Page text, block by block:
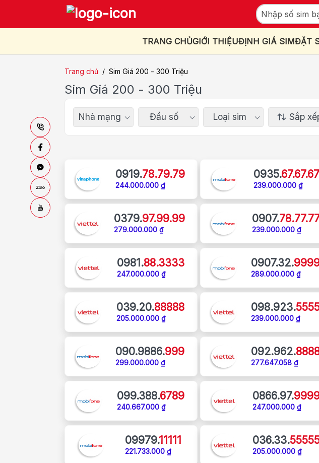
TRANG CHỦGIỚI THIỆUĐỊNH GIÁ SIMĐẶT
Trang chủ / Sim Giá 200 - 300 Triệu
Sim Giá 200 - 300 Triệu
Nhà mạng Đầu số Loại sim Sắp
0919.78.79.79
244.000.000 ₫
0935.67.67.67
239.000.000 ₫
0379.97.99.99
279.000.000 ₫
0907.
239.000.000 ₫
0981.88.3333
247.000.000 ₫
0907.32.
289.000.000 ₫
039.20.88888
205.000.000 ₫
098.923.
239.000.000 ₫
090.9886.999
299.000.000 ₫
092.962.
277.647.058 ₫
099.388.6789
240.667.000 ₫
0866.97.
247.000.000 ₫
09979.11111
221.733.000 ₫
036.33.
205.000.000 ₫